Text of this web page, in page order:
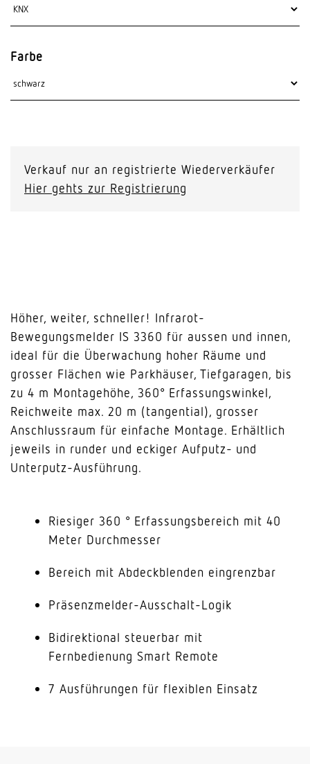
Farbe
Verkauf nur an registrierte Wiederverkäufer
Hier gehts zur Registrierung
Höher, weiter, schneller! Infrarot-
Bewegungsmelder IS 3360 für aussen und innen,
ideal für die Überwachung hoher Räume und
grosser Flächen wie Parkhäuser, Tiefgaragen, bis
zu 4 m Montagehöhe, 360° Erfassungswinkel,
Reichweite max. 20 m (tangential), grosser
Anschlussraum für einfache Montage. Erhältlich
jeweils in runder und eckiger Aufputz- und
Unterputz-Ausführung.
Riesiger 360 ° Erfassungsbereich mit 40
Meter Durchmesser
Bereich mit Abdeckblenden eingrenzbar
Präsenzmelder-Ausschalt-Logik
Bidirektional steuerbar mit
Fernbedienung Smart Remote
7 Ausführungen für flexiblen Einsatz